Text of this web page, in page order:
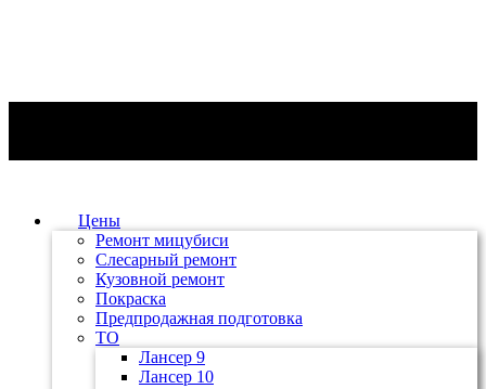
Цены
Ремонт мицубиси
Слесарный ремонт
Кузовной ремонт
Покраска
Предпродажная подготовка
ТО
Лансер 9
Лансер 10